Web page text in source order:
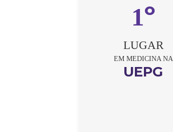
1º
LUGAR
EM MEDICINA NA
UEPG